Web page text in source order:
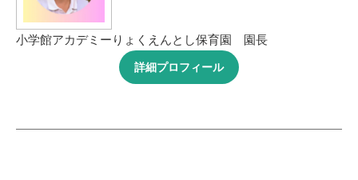
小学館アカデミーりょくえんとし保育園 園長
詳細プロフィール